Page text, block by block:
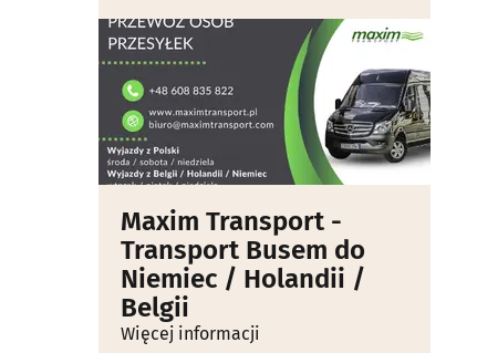
Maxim Transport -
Transport Busem do
Niemiec / Holandii /
Belgii
Więcej informacji